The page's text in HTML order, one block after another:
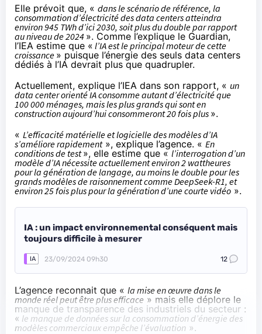
Elle prévoit que, « dans le scénario de référence, la
consommation d’électricité des data centers atteindra
environ 945 TWh d’ici 2030, soit plus du double par rapport
au niveau de 2024 ». Comme l’explique le Guardian,
l’IEA estime que « l’IA est le principal moteur de cette
croissance » puisque l’énergie des seuls data centers
dédiés à l’IA devrait plus que quadrupler.
Actuellement, explique l’IEA dans son rapport, « un
data center orienté IA consomme autant d’électricité que
100 000 ménages, mais les plus grands qui sont en
construction aujourd’hui consommeront 20 fois plus ».
« L’efficacité matérielle et logicielle des modèles d’IA
s’améliore rapidement», explique l’agence. « En
conditions de test», elle estime que « l’interrogation d’un
modèle d’IA nécessite actuellement environ 2 wattheures
pour la génération de langage, au moins le double pour les
grands modèles de raisonnement comme DeepSeek-R1, et
environ 25 fois plus pour la génération d’une courte vidéo ».
IA : un impact environnemental conséquent mais
toujours difficile à mesurer
IA 23/09/2024 09h30 12
L’agence reconnait que « la mise en œuvre dans le
monde réel peut être plus efficace » mais elle déplore le
manque de transparence des industriels du secteur :
« le manque de données sur la consommation d’énergie des
modèles commerciaux empêche l’évaluation ».